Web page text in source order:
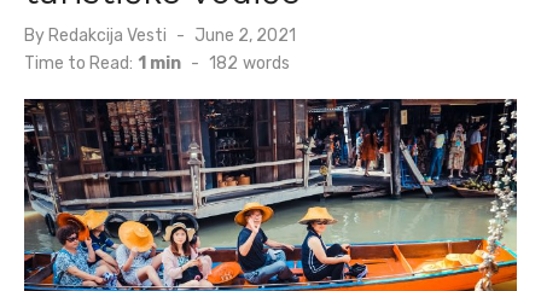
By Redakcija Vesti
Posted
on
June 2, 2021
Time to Read: 1 min - 182 words